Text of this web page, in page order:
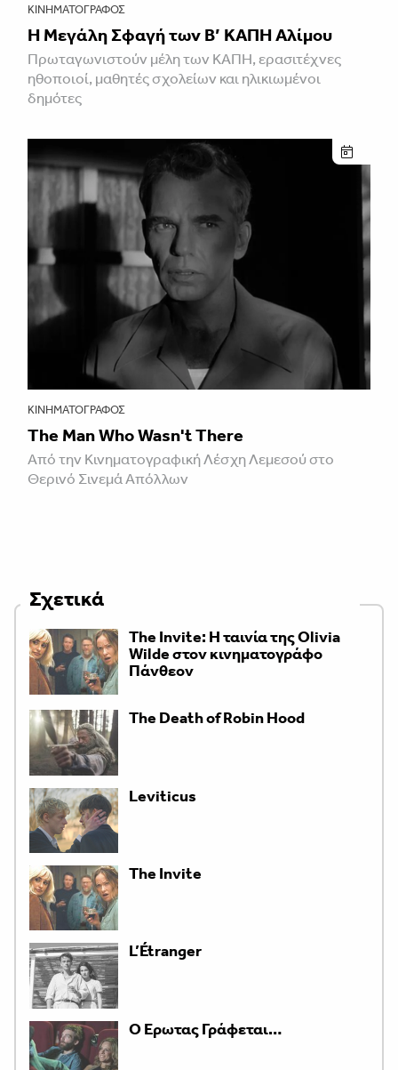
ΚΙΝΗΜΑΤΟΓΡΆΦΟΣ
Η Μεγάλη Σφαγή των Β’ ΚΑΠΗ Αλίμου
Πρωταγωνιστούν μέλη των ΚΑΠΗ, ερασιτέχνες
ηθοποιοί, μαθητές σχολείων και ηλικιωμένοι
δημότες
ΚΙΝΗΜΑΤΟΓΡΆΦΟΣ
The Man Who Wasn't There
Από την Κινηματογραφική Λέσχη Λεμεσού στο
Θερινό Σινεμά Απόλλων
Σχετικά
The Invite: Η ταινία της Olivia
Wilde στον κινηματογράφο
Πάνθεον
The Death of Robin Hood
Leviticus
The Invite
L’Étranger
Ο Έρωτας Γράφεται…